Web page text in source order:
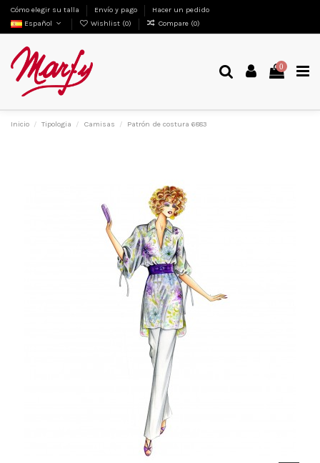
Cómo elegir su talla Envío y pago
Hacer un pedido
Español
Wishlist (0) Compare (0)
0
Inicio Tipologia Camisas Patrón de costura 6883